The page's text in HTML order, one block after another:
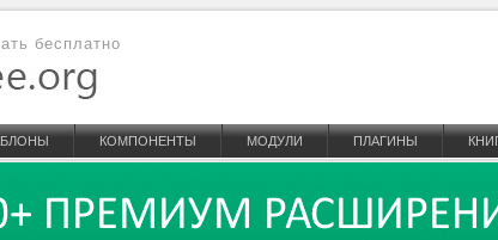
бесплатно
КОМПОНЕНТЫ МОДУЛИ ПЛАГИНЫ